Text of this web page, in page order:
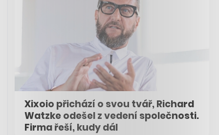
Xixoio přichází o svou tvář, Richard
Watzke odešel z vedení společnosti.
Firma řeší, kudy dál